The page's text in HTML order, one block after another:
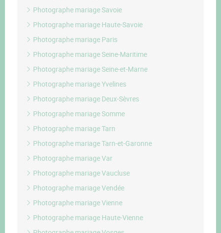
Photographe mariage Savoie
Photographe mariage Haute-Savoie
Photographe mariage Paris
Photographe mariage Seine-Maritime
Photographe mariage Seine-et-Marne
Photographe mariage Yvelines
Photographe mariage Deux-Sèvres
Photographe mariage Somme
Photographe mariage Tarn
Photographe mariage Tarn-et-Garonne
Photographe mariage Var
Photographe mariage Vaucluse
Photographe mariage Vendée
Photographe mariage Vienne
Photographe mariage Haute-Vienne